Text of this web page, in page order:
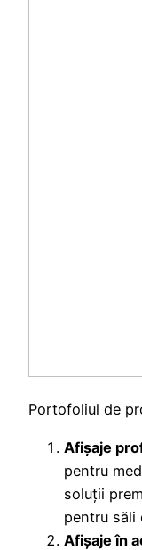
Portofoliul de
Afișaje
pentru
soluții
pentru săli
Afișaje în